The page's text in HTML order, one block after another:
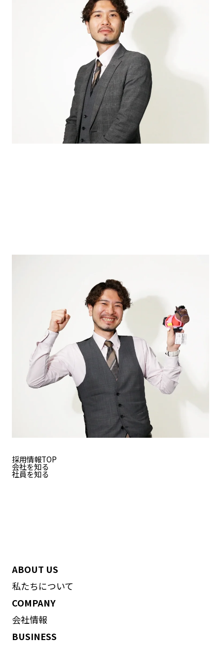
採用情報TOP
会社を知る
社員を知る
ABOUT US
私たちについて
COMPANY
会社情報
BUSINESS